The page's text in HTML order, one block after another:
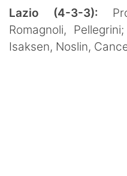
Lazio (4-3-3):
Romagnoli,
Isaksen, Noslin,